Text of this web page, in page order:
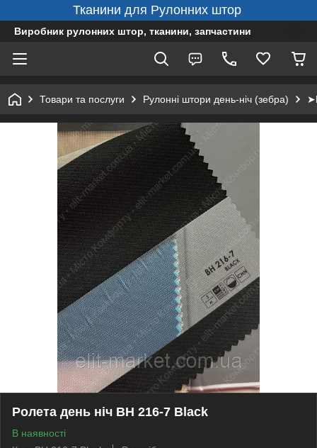
Тканини для Рулонних штор
Виробник рулонних штор, тканини, запчастини
Товари та послуги Рулонні штори день-ніч (зебра)
Ролета день ніч BH 216-7 Black
В наявності